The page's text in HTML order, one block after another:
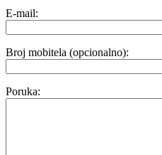
E-mail:
Broj mobitela (opcionalno):
Poruka: